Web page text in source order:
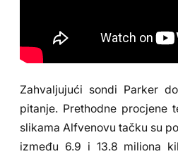
Zahvaljujući sondi Parker
pitanje. Prethodne procjene
slikama Alfvenovu tačku su
između 6.9 i 13.8 miliona